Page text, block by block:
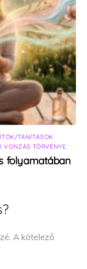
TANÍTÁSOK
,VONZÁS TÖRVÉNYE
folyamatában
A kötelező